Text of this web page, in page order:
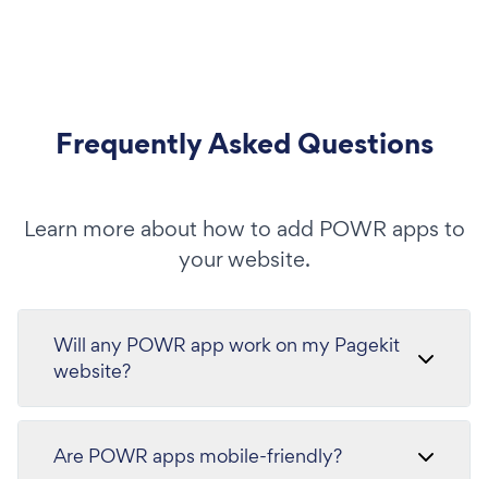
Frequently Asked Questions
Learn more about how to add POWR apps to
your website.
Will any POWR app work on my Pagekit
website?
Are POWR apps mobile-friendly?